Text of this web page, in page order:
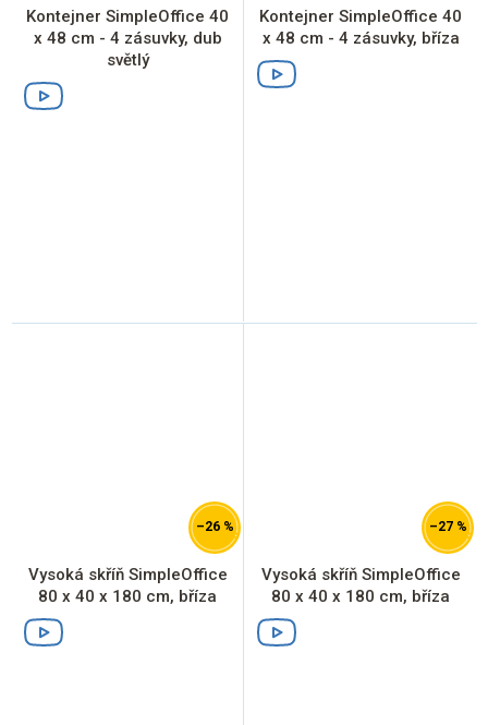
Kontejner SimpleOffice 40
x 48 cm - 4 zásuvky, dub
světlý
Kontejner SimpleOffice 40
x 48 cm - 4 zásuvky, bříza
–26 %
Vysoká skříň SimpleOffice
80 x 40 x 180 cm, bříza
–27 %
Vysoká skříň SimpleOffice
80 x 40 x 180 cm, bříza